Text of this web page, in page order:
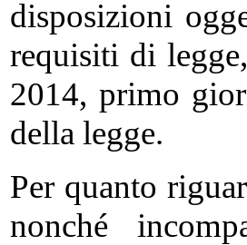
disposizioni
requisiti di
2014, primo
della legge.
Per quanto
nonché